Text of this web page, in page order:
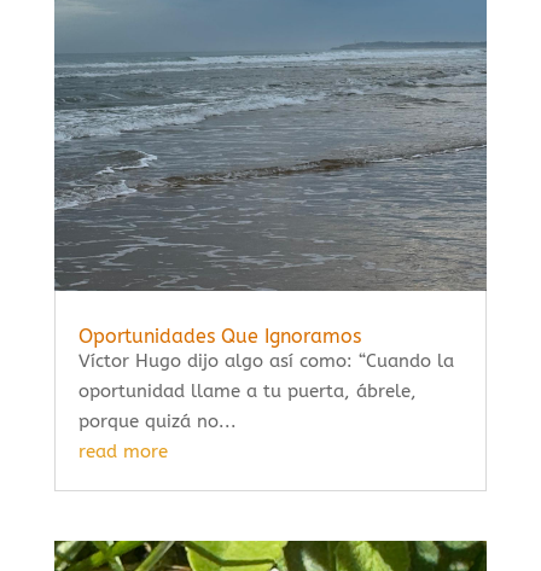
Oportunidades Que Ignoramos
Víctor Hugo dijo algo así como: “Cuando la
oportunidad llame a tu puerta, ábrele,
porque quizá no...
read more